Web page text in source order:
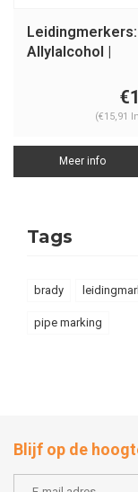
Leidingmerkers:
Allylalcohol |
vloeistoffen(€15,91
Meer info
Tags
brady
pipe marking
Blijf op de